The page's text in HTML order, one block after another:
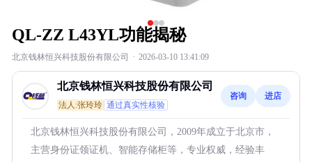
QL-ZZ L43YL功能揭秘
北京钱林恒兴科技股份有限公司 · 2026-03-10 13:41:09
北京钱林恒兴科技股份有限公司
法人:张玲玲 通过真实性核验
咨询 进店
北京钱林恒兴科技股份有限公司，2009年成立于北京市，
主营身份证领证机、智能存储柜等，专业权威，经验丰